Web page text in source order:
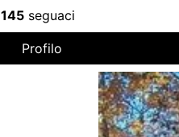
145 seguaci
Profilo